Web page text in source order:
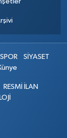
SPOR
SİYASET
RESMİ İLAN